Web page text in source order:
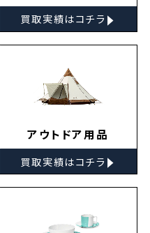
買取実績はコチラ ▸
アウトドア用品
買取実績はコチラ ▸